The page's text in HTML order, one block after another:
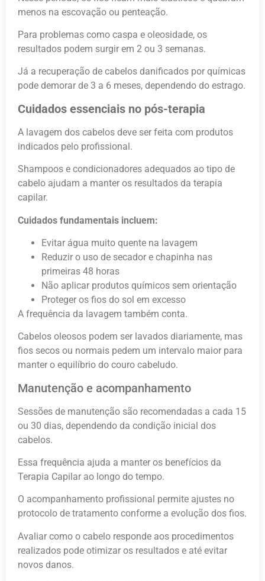
menos na escovação ou penteação.
Para problemas como caspa e oleosidade, os
resultados podem surgir em 2 ou 3 semanas.
Já a recuperação de cabelos danificados por químicas
pode demorar de 3 a 6 meses, dependendo do estrago.
Cuidados essenciais no pós-terapia
A lavagem dos cabelos deve ser feita com produtos
indicados pelo profissional.
Shampoos e condicionadores adequados ao tipo de
cabelo ajudam a manter os resultados da terapia
capilar.
Cuidados fundamentais incluem:
Evitar água muito quente na lavagem
Reduzir o uso de secador e chapinha nas
primeiras 48 horas
Não aplicar produtos químicos sem orientação
Proteger os fios do sol em excesso
A frequência da lavagem também conta.
Cabelos oleosos podem ser lavados diariamente, mas
fios secos ou normais pedem um intervalo maior para
manter o equilíbrio do couro cabeludo.
Manutenção e acompanhamento
Sessões de manutenção são recomendadas a cada 15
ou 30 dias, dependendo da condição inicial dos
cabelos.
Essa frequência ajuda a manter os benefícios da
Terapia Capilar ao longo do tempo.
O acompanhamento profissional permite ajustes no
protocolo de tratamento conforme a evolução dos fios.
Avaliar como o cabelo responde aos procedimentos
realizados pode otimizar os resultados e até evitar
novos danos.